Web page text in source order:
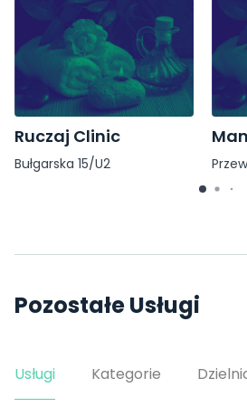
Ruczaj Clinic
Bułgarska 15/U2
Pozostałe Usługi
Usługi Kategorie